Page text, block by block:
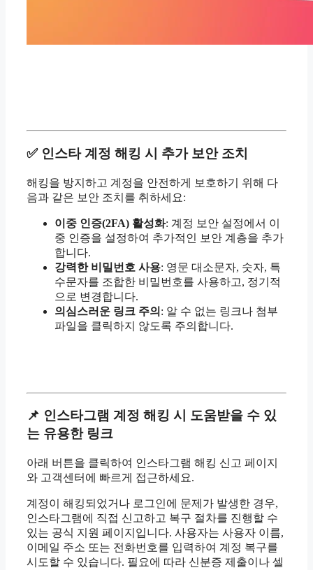
✅ 인스타 계정 해킹 시 추가 보안 조치
해킹을 방지하고 계정을 안전하게 보호하기 위해 다
음과 같은 보안 조치를 취하세요:
이중 인증(2FA) 활성화: 계정 보안 설정에서 이
중 인증을 설정하여 추가적인 보안 계층을 추가
합니다.
강력한 비밀번호 사용: 영문 대소문자, 숫자, 특
수문자를 조합한 비밀번호를 사용하고, 정기적
으로 변경합니다.
의심스러운 링크 주의 : 알 수 없는 링크나 첨부
파일을 클릭하지 않도록 주의합니다.
📌 인스타그램 계정 해킹 시 도움받을 수 있
는 유용한 링크
아래 버튼을 클릭하여 인스타그램 해킹 신고 페이지
와 고객센터에 빠르게 접근하세요.
계정이 해킹되었거나 로그인에 문제가 발생한 경우,
인스타그램에 직접 신고하고 복구 절차를 진행할 수
있는 공식 지원 페이지입니다. 사용자는 사용자 이름,
이메일 주소 또는 전화번호를 입력하여 계정 복구를
시도할 수 있습니다. 필요에 따라 신분증 제출이나 셀